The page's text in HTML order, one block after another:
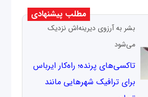
مطلب پیشنهادی
بشر به آرزوی دیرینه‌اش نزدیک
می‌شود
تاکسی‌های پرنده؛ راه‌کار ایرباس
برای ترافیک شهرهایی مانند